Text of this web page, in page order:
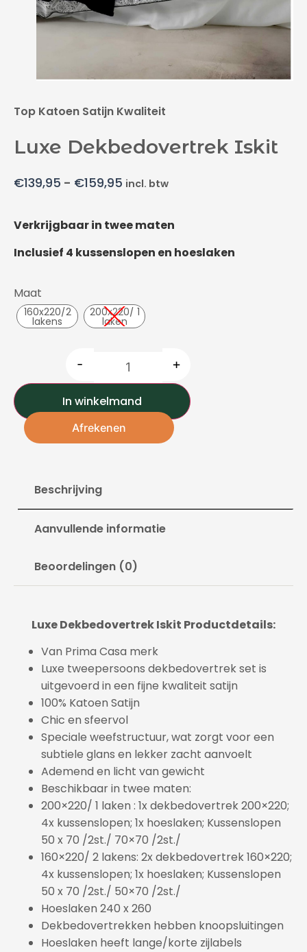
Top Katoen Satijn Kwaliteit
Luxe Dekbedovertrek Iskit
€139,95 - €159,95 incl. btw
Verkrijgbaar in twee maten
Inclusief 4 kussenslopen en hoeslaken
Maat
160x220/2
lakens
200x220/ 1
laken
- +
In winkelmand
Afrekenen
Beschrijving
Aanvullende informatie
Beoordelingen (0)
Luxe Dekbedovertrek Iskit Productdetails:
Van Prima Casa merk
Luxe tweepersoons dekbedovertrek set is
uitgevoerd in een fijne kwaliteit satijn
100% Katoen Satijn
Chic en sfeervol
Speciale weefstructuur, wat zorgt voor een
subtiele glans en lekker zacht aanvoelt
Ademend en licht van gewicht
Beschikbaar in twee maten:
200×220/ 1 laken : 1x dekbedovertrek 200×220;
4x kussenslopen; 1x hoeslaken; Kussenslopen
50 x 70 /2st./ 70×70 /2st./
160×220/ 2 lakens: 2x dekbedovertrek 160×220;
4x kussenslopen; 1x hoeslaken; Kussenslopen
50 x 70 /2st./ 50×70 /2st./
Hoeslaken 240 x 260
Dekbedovertrekken hebben knoopsluitingen
Hoeslaken heeft lange/korte zijlabels